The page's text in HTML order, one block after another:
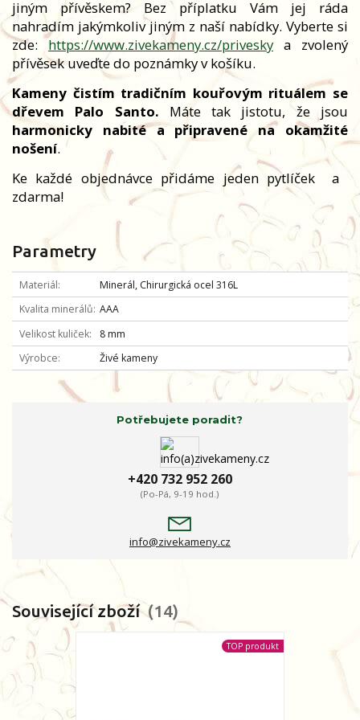
jiným přívěskem? Bez příplatku Vám jej ráda
nahradím jakýmkoliv jiným z naší nabídky. Vyberte si
zde:https://www.zivekameny.cz/priveskya zvolený
přívěsek uveďte do poznámky v košíku.
Kameny čistím tradičním kouřovým rituálem se
dřevem Palo Santo. Máte tak jistotu, že jsou
harmonicky nabité a připravené na okamžité
nošení.
Ke každé objednávce přidáme jeden pytlíček
a
zdarma!
Parametry
Materiál
Minerál, Chirurgická ocel 316L
Kvalita minerálů AAA
Velikost kuliček
8 mm
Výrobce
Živé kameny
Potřebujete poradit?
+420 732 952 260
(Po-Pá, 9-19 hod.)
info@zivekameny.cz
Související zboží 14
TOP produkt